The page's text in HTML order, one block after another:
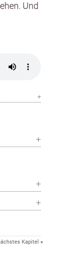
Und
Kapitel »